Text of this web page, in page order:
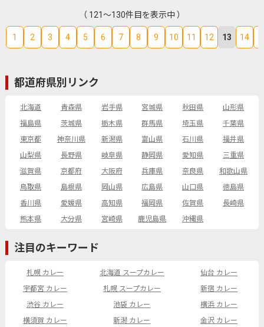
（ 121～130件目を表示中 ）
1 2 3 4 5 6 7 8 9 10 11 12 13 14
都道府県別リンク
北海道 青森県 岩手県 宮城県 秋田県
山形県
福島県
茨城県 栃木県 群馬県 埼玉県
千葉県
東京都
神奈川県 新潟県 富山県 石川県
福井県
山梨県
長野県 岐阜県 静岡県 愛知県
三重県
滋賀県
京都府 大阪府 兵庫県 奈良県
和歌山県
鳥取県
島根県 岡山県 広島県 山口県
徳島県
香川県
愛媛県 高知県 福岡県 佐賀県
長崎県
熊本県
大分県 宮崎県 鹿児島県 沖縄県
注目のキーワード
札幌 カレー 北海道 スープカレー
仙台 カレー
宇都宮 カレー
札幌 スープカレー
新宿 カレー
渋谷 カレー
池袋 カレー
横浜 カレー
横須賀 カレー
新潟 カレー
金沢 カレー